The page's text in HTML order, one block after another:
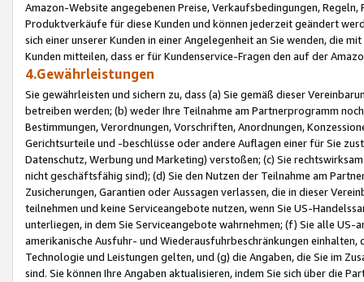
Amazon-Website angegebenen Preise, Verkaufsbedingungen,
Produktverkäufe für diese Kunden und können jederzeit geändert
sich einer unserer Kunden in einer Angelegenheit an Sie wenden, die
Kunden mitteilen, dass er für Kundenservice-Fragen den auf der
4.Gewährleistungen
Sie gewährleisten und sichern zu, dass (a) Sie gemäß dieser
betreiben werden; (b) weder Ihre Teilnahme am Partnerprogramm
Bestimmungen, Verordnungen, Vorschriften, Anordnungen,
Gerichtsurteile und -beschlüsse oder andere Auflagen einer für Sie
Datenschutz, Werbung und Marketing) verstoßen; (c) Sie
nicht geschäftsfähig sind); (d) Sie den Nutzen der Teilnahme am
Zusicherungen, Garantien oder Aussagen verlassen, die in dieser
teilnehmen und keine Serviceangebote nutzen, wenn Sie US-
unterliegen, in dem Sie Serviceangebote wahrnehmen; (f) Sie alle
amerikanische Ausfuhr- und Wiederausfuhrbeschränkungen
Technologie und Leistungen gelten, und (g) die Angaben, die Sie im
sind. Sie können Ihre Angaben aktualisieren, indem Sie sich über die